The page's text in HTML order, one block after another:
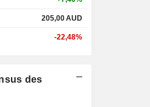
205,00AUD
-22,48%
des